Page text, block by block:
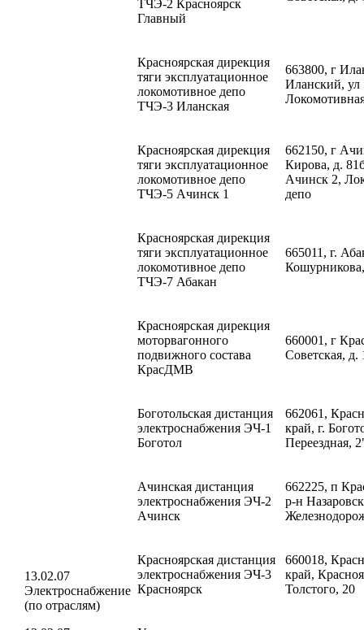
ТЧЭ-2 Красноярск
Главный
Красноярская дирекция
тяги эксплуатационное
локомотивное депо
ТЧЭ-3 Иланская
663800, г
Иланский, ул
Красноярская дирекция
тяги эксплуатационное
локомотивное депо
ТЧЭ-5 Ачинск 1
662150, г
Кирова, д.
Ачинск 2,
депо
Красноярская дирекция
тяги эксплуатационное
локомотивное депо
ТЧЭ-7 Абакан
665011, г.
Красноярская дирекция
моторвагонного
подвижного состава
КрасДМВ
660001, г
Советская, д.
13.02.07
Электроснабжение
(по отраслям)
Боготольская дистанция
электроснабжения ЭЧ-1
Боготол
662061,
край, г.
Переездная,
Ачинская дистанция
электроснабжения ЭЧ-2
Ачинск
662225, п
р-н
Красноярская дистанция
электроснабжения ЭЧ-3
Красноярск
660018,
край,
Толстого, 20